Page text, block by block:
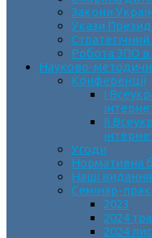
Закони
Укази
Робота ЗПО в
Науково-
Конференції
І
ІІ
Угоди
Нормативна
Наші видання
Семінар-
2023
2024
2024